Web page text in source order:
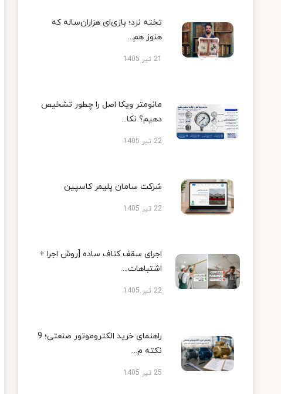
تخته نرد؛ بازی‌ای هزاران‌ساله که
هنوز هم...
21 تیر 1405
مانومتر ویکا اصل را چطور تشخیص
دهیم؟ نکا...
22 تیر 1405
شرکت سامان پلیمر کاسپین
22 تیر 1405
اجرای سقف کناف ساده [روش اجرا +
اشتباهات...
22 تیر 1405
راهنمای خرید الکتروموتور صنعتی؛ 9
نکته م...
25 تیر 1405